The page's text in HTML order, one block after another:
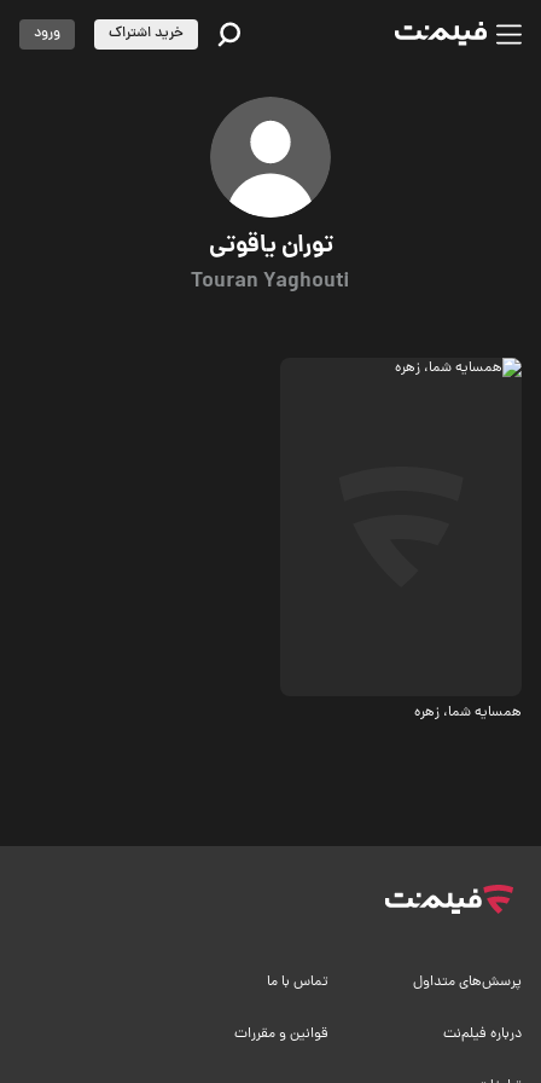
توران یاقوتی
Touran Yaghouti
خرید اشتراک ورود
همسایه شما، زهره
پرسش‌های متداول تماس با ما
درباره فیلم‌نت قوانین و مقررات